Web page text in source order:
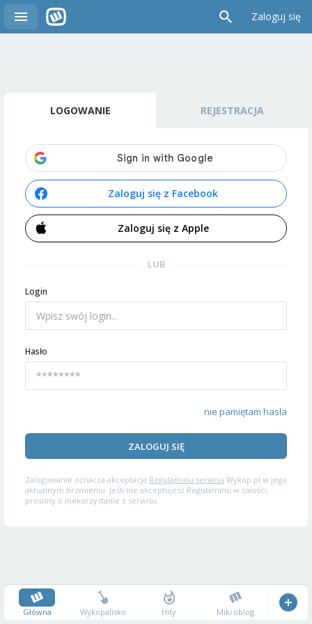
Zaloguj się
LOGOWANIE REJESTRACJA
Zaloguj się z Facebook
Zaloguj się z Apple
LUB
Login
Hasło
nie pamiętam hasła
ZALOGUJ SIĘ
Zalogowanie oznacza akceptację Regulaminu serwisu Wykop.pl w jego
aktualnym brzmieniu. Jeśli nie akceptujesz Regulaminu w całości,
prosimy o niekorzystanie z serwisu.
Główna Wykopalisko Hity Mikroblog